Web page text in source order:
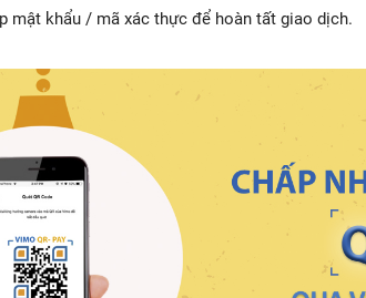
mật khẩu / mã xác thực để hoàn tất giao dịch.